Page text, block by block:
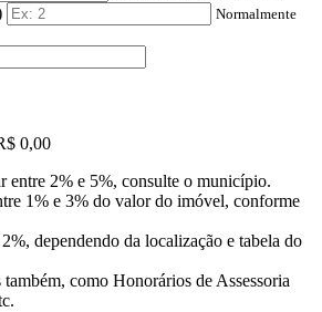
Normalmente
0,00
2% e 5%, consulte o município.
1% e 3% do valor do imóvel, conforme
dependendo da localização e tabela do
como Honorários de Assessoria